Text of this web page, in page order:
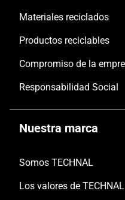
Materiales reciclados
Productos reciclables
Responsabilidad Social
Nuestra marca
Somos TECHNAL
Los valores de TECHNAL